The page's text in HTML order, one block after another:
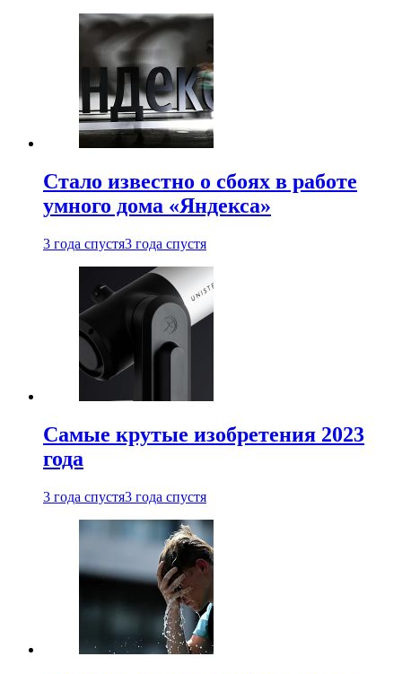
Стало известно о сбоях в работе
умного дома «Яндекса»
3 года спустя3 года спустя
Самые крутые изобретения 2023
года
3 года спустя3 года спустя